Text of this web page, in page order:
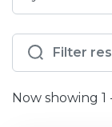
Browsing
Now showing 1